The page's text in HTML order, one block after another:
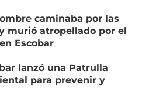
caminaba por las
murió atropellado por el
Escobar
lanzó una Patrulla
para prevenir y